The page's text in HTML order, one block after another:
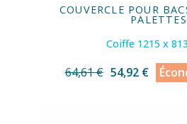
COUVERCLE POUR
PALETTES
Coiffe 1215 x
64,61 € 54,92 €